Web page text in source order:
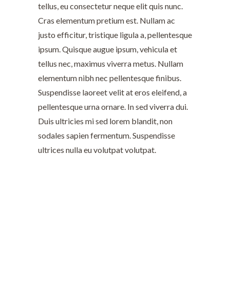
tellus, eu consectetur neque elit quis nunc.
Cras elementum pretium est. Nullam ac
justo efficitur, tristique ligula a, pellentesque
ipsum. Quisque augue ipsum, vehicula et
tellus nec, maximus viverra metus. Nullam
elementum nibh nec pellentesque finibus.
Suspendisse laoreet velit at eros eleifend, a
pellentesque urna ornare. In sed viverra dui.
Duis ultricies mi sed lorem blandit, non
sodales sapien fermentum. Suspendisse
ultrices nulla eu volutpat volutpat.